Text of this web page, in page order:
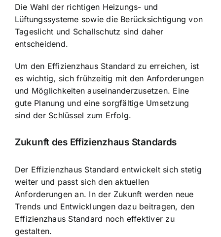
Die Wahl der richtigen Heizungs- und
Lüftungssysteme sowie die Berücksichtigung von
Tageslicht und Schallschutz sind daher
entscheidend.
Um den Effizienzhaus Standard zu erreichen, ist
es wichtig, sich frühzeitig mit den Anforderungen
und Möglichkeiten auseinanderzusetzen. Eine
gute Planung und eine sorgfältige Umsetzung
sind der Schlüssel zum Erfolg.
Zukunft des Effizienzhaus Standards
Der Effizienzhaus Standard entwickelt sich stetig
weiter und passt sich den aktuellen
Anforderungen an. In der Zukunft werden neue
Trends und Entwicklungen dazu beitragen, den
Effizienzhaus Standard noch effektiver zu
gestalten.